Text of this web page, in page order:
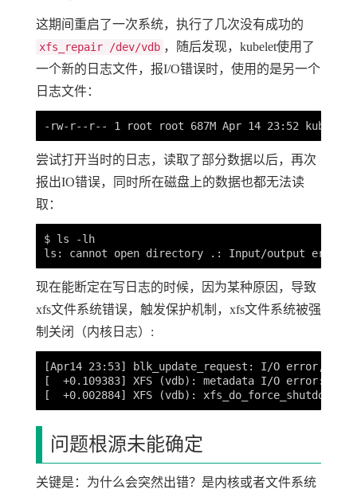
这期间重启了一次系统，执行了几次没有成功的
xfs_repair /dev/vdb ，随后发现，kubelet使用了
一个新的日志文件，报I/O错误时，使用的是另一个
日志文件：
尝试打开当时的日志，读取了部分数据以后，再次
报出IO错误，同时所在磁盘上的数据也都无法读
取：
$ ls -lh
现在能断定在写日志的时候，因为某种原因，导致
xfs文件系统错误，触发保护机制，xfs文件系统被强
制关闭（内核日志）:
[
[
  +0.109383] XFS
(vdb) : metadata I/O error:
[
  +0.002884] XFS
(vdb) : xfs_do_force_shutdown
问题根源未能确定
关键是：为什么会突然出错？是内核或者文件系统